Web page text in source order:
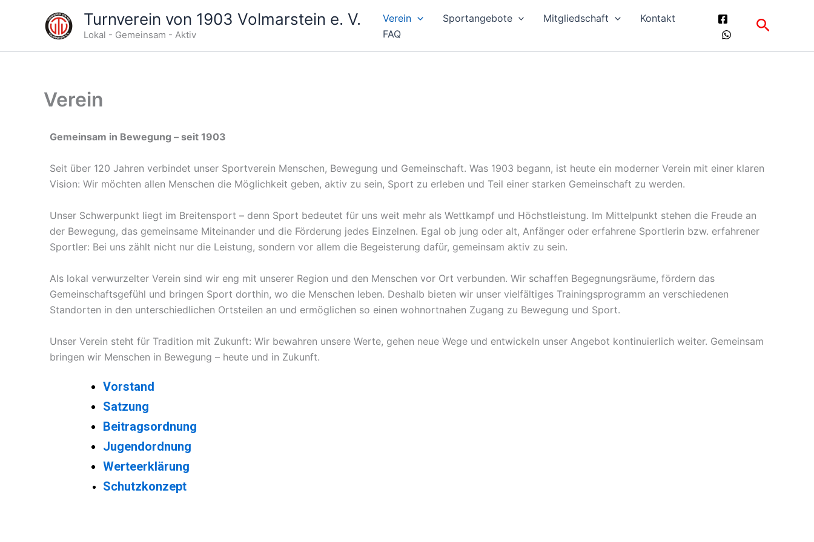
Turnverein von 1903 Volmarstein e. V.
Lokal - Gemeinsam - Aktiv
Verein Sportangebote Mitgliedschaft
Kontakt
FAQ
Suchen
Verein
Gemeinsam in Bewegung – seit 1903
Seit über 120 Jahren verbindet unser Sportverein Menschen, Bewegung und Gemeinschaft. Was 1903 begann, ist heute ein moderner Verein mit einer klaren
Vision: Wir möchten allen Menschen die Möglichkeit geben, aktiv zu sein, Sport zu erleben und Teil einer starken Gemeinschaft zu werden.
Unser Schwerpunkt liegt im Breitensport – denn Sport bedeutet für uns weit mehr als Wettkampf und Höchstleistung. Im Mittelpunkt stehen die Freude an
der Bewegung, das gemeinsame Miteinander und die Förderung jedes Einzelnen. Egal ob jung oder alt, Anfänger oder erfahrene Sportlerin bzw. erfahrener
Sportler: Bei uns zählt nicht nur die Leistung, sondern vor allem die Begeisterung dafür, gemeinsam aktiv zu sein.
Als lokal verwurzelter Verein sind wir eng mit unserer Region und den Menschen vor Ort verbunden. Wir schaffen Begegnungsräume, fördern das
Gemeinschaftsgefühl und bringen Sport dorthin, wo die Menschen leben. Deshalb bieten wir unser vielfältiges Trainingsprogramm an verschiedenen
Standorten in den unterschiedlichen Ortsteilen an und ermöglichen so einen wohnortnahen Zugang zu Bewegung und Sport.
Unser Verein steht für Tradition mit Zukunft: Wir bewahren unsere Werte, gehen neue Wege und entwickeln unser Angebot kontinuierlich weiter. Gemeinsam
bringen wir Menschen in Bewegung – heute und in Zukunft.
Vorstand
Satzung
Beitragsordnung
Jugendordnung
Werteerklärung
Schutzkonzept